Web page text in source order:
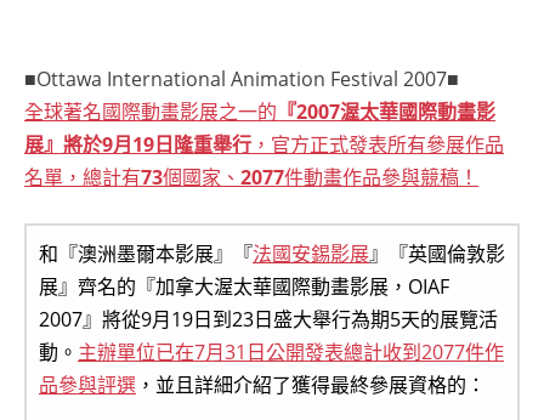
■Ottawa International Animation Festival 2007■
全球著名國際動畫影展之一的 『2007渥太華國際動畫影
展』將於9月19日隆重舉行 ，官方正式發表所有參展作品
名單，總計有73個國家、 2077件動畫作品參與競稿！
和『澳洲墨爾本影展』『法國安錫影展』『英國倫敦影
展』齊名的『加拿大渥太華國際動畫影展，OIAF
2007』將從9月19日到23日盛大舉行為期5天的展覽活
動。 主辦單位已在7月31日公開發表總計收到2077件作
品參與評選 ，並且詳細介紹了獲得最終參展資格的：